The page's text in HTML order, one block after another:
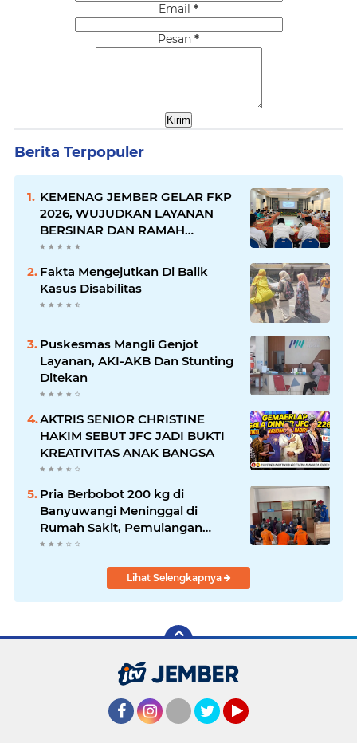
Email *
Pesan *
Berita Terpopuler
KEMENAG JEMBER GELAR FKP
2026, WUJUDKAN LAYANAN
BERSINAR DAN RAMAH
DISABILITAS
Fakta Mengejutkan Di Balik
Kasus Disabilitas
Puskesmas Mangli Genjot
Layanan, AKI-AKB Dan Stunting
Ditekan
AKTRIS SENIOR CHRISTINE
HAKIM SEBUT JFC JADI BUKTI
KREATIVITAS ANAK BANGSA
Pria Berbobot 200 kg di
Banyuwangi Meninggal di
Rumah Sakit, Pemulangan
Dibantu Damkar dan Basarnas
Lihat Selengkapnya